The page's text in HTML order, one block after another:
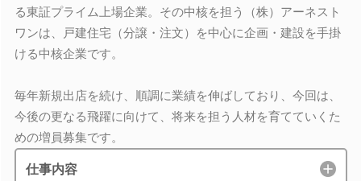
る東証プライム上場企業。その中核を担う（株）アーネスト
ワンは、戸建住宅（分譲・注文）を中心に企画・建設を手掛
ける中核企業です。
毎年新規出店を続け、順調に業績を伸ばしており、今回は、
今後の更なる飛躍に向けて、将来を担う人材を育てていくた
めの増員募集です。
仕事内容